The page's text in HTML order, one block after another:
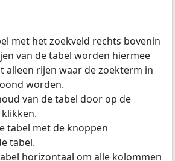
met het zoekveld rechts bovenin
van de tabel worden hiermee
alleen rijen waar de zoekterm in
worden.
van de tabel door op de
tabel met de knoppen
tabel.
horizontaal om alle kolommen